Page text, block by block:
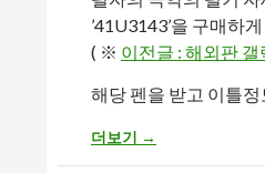
’41U3143’을 구매하
( ※ 이전글 : 해외판
해당 펜을 받고 이틀
해외판 갤럭시 노트 – S
더보기 →